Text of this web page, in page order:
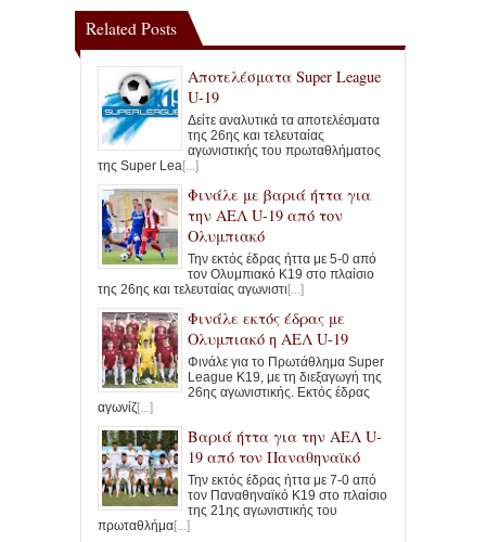
Related Posts
Αποτελέσματα Super League
U-19
Δείτε αναλυτικά τα αποτελέσματα
της 26ης και τελευταίας
αγωνιστικής του πρωταθλήματος
της Super Lea[...]
Φινάλε με βαριά ήττα για
την ΑΕΛ U-19 από τον
Ολυμπιακό
Την εκτός έδρας ήττα με 5-0 από
τον Ολυμπιακό Κ19 στο πλαίσιο
της 26ης και τελευταίας αγωνιστι[...]
Φινάλε εκτός έδρας με
Ολυμπιακό η ΑΕΛ U-19
Φινάλε για το Πρωτάθλημα Super
League K19, με τη διεξαγωγή της
26ης αγωνιστικής. Εκτός έδρας
αγωνίζ[...]
Βαριά ήττα για την ΑΕΛ U-
19 από τον Παναθηναϊκό
Την εκτός έδρας ήττα με 7-0 από
τον Παναθηναϊκό Κ19 στο πλαίσιο
της 21ης αγωνιστικής του
πρωταθλήμα[...]